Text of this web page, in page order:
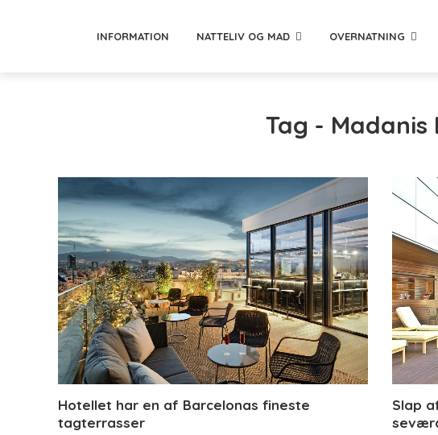
INFORMATION NATTELIV OG MAD OVERNATNING
Tag - Madanis
Hotellet har en af Barcelonas fineste
tagterrasser
Slap